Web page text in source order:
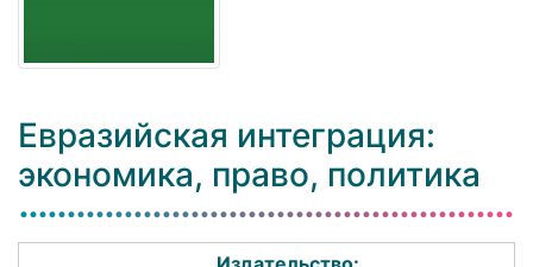
Евразийская интеграция:
экономика, право, политика